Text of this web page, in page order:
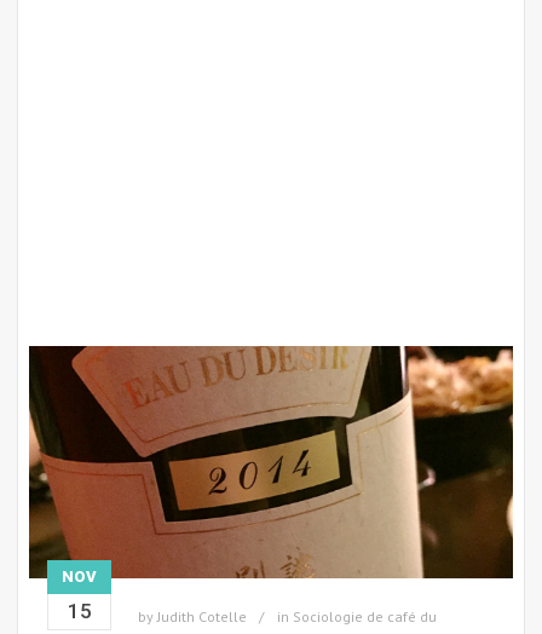
NOV
15 byJudith Cotelle in Sociologie de café du